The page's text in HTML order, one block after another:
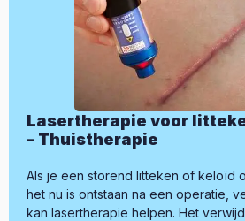
Lasertherapie voor
– Thuistherapie
Als je een storend litteken of keloïd
het nu is ontstaan na een operatie,
kan lasertherapie helpen. Het